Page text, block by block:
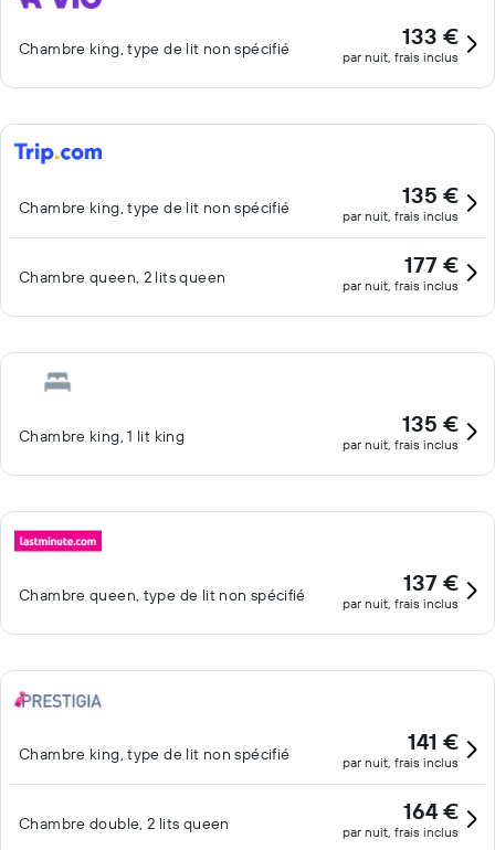
Chambre king, type de lit non spécifié 133 €
par nuit, frais inclus
Chambre king, type de lit non spécifié 135 €
par nuit, frais inclus
Chambre queen, 2 lits queen 177 €
par nuit, frais inclus
Chambre king, 1 lit king 135 €
par nuit, frais inclus
Chambre queen, type de lit non spécifié 137 €
par nuit, frais inclus
Chambre king, type de lit non spécifié 141 €
par nuit, frais inclus
Chambre double, 2 lits queen 164 €
par nuit, frais inclus